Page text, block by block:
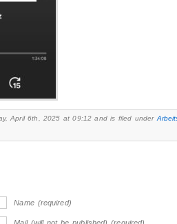
April 6th, 2025 at 09:12 and is filed under
Name (required)